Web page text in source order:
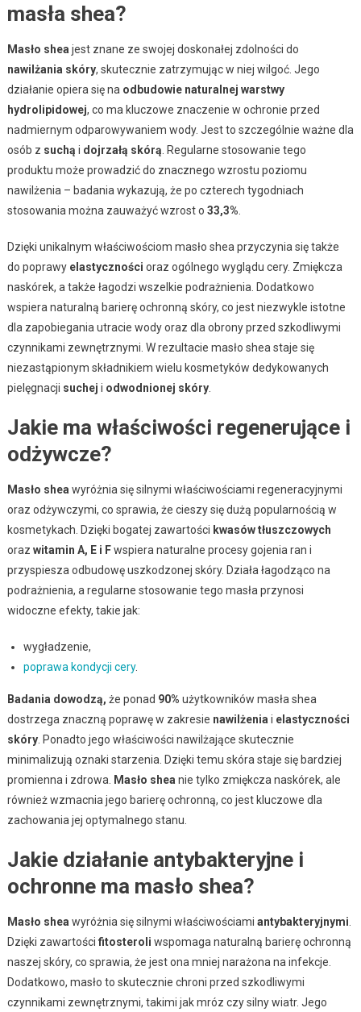
masła shea?
Masło shea jest znane ze swojej doskonałej zdolności do
nawilżania skóry, skutecznie zatrzymując w niej wilgoć. Jego
działanie opiera się na odbudowie naturalnej warstwy
hydrolipidowej, co ma kluczowe znaczenie w ochronie przed
nadmiernym odparowywaniem wody. Jest to szczególnie ważne dla
osób z suchą i dojrzałą skórą . Regularne stosowanie tego
produktu może prowadzić do znacznego wzrostu poziomu
nawilżenia – badania wykazują, że po czterech tygodniach
stosowania można zauważyć wzrost o 33,3%
Dzięki unikalnym właściwościom masło shea przyczynia się także
do poprawy elastyczności oraz ogólnego wyglądu cery. Zmiękcza
naskórek, a także łagodzi wszelkie podrażnienia. Dodatkowo
wspiera naturalną barierę ochronną skóry, co jest niezwykle istotne
dla zapobiegania utracie wody oraz dla obrony przed szkodliwymi
czynnikami zewnętrznymi. W rezultacie masło shea staje się
niezastąpionym składnikiem wielu kosmetyków dedykowanych
pielęgnacji suchej i odwodnionej skóry.
Jakie ma właściwości regenerujące i
odżywcze?
Masło shea wyróżnia się silnymi właściwościami regeneracyjnymi
oraz odżywczymi, co sprawia, że cieszy się dużą popularnością w
kosmetykach. Dzięki bogatej zawartości kwasów tłuszczowych
oraz witamin A, E i Fwspiera naturalne procesy gojenia ran i
przyspiesza odbudowę uszkodzonej skóry. Działa łagodząco na
podrażnienia, a regularne stosowanie tego masła przynosi
widoczne efekty, takie jak:
wygładzenie,
poprawa kondycji cery.
Badania dowodzą, że ponad 90% użytkowników masła shea
dostrzega znaczną poprawę w zakresie nawilżenia i elastyczności
skóry. Ponadto jego właściwości nawilżające skutecznie
minimalizują oznaki starzenia. Dzięki temu skóra staje się bardziej
promienna i zdrowa.
Masło shea nie tylko zmiękcza naskórek, ale
również wzmacnia jego barierę ochronną, co jest kluczowe dla
zachowania jej optymalnego stanu.
Jakie działanie antybakteryjne i
ochronne ma masło shea?
Masło shea wyróżnia się silnymi właściwościami antybakteryjnymi
Dzięki zawartości fitosteroli wspomaga naturalną barierę ochronną
naszej skóry, co sprawia, że jest ona mniej narażona na infekcje.
Dodatkowo, masło to skutecznie chroni przed szkodliwymi
czynnikami zewnętrznymi, takimi jak mróz czy silny wiatr. Jego